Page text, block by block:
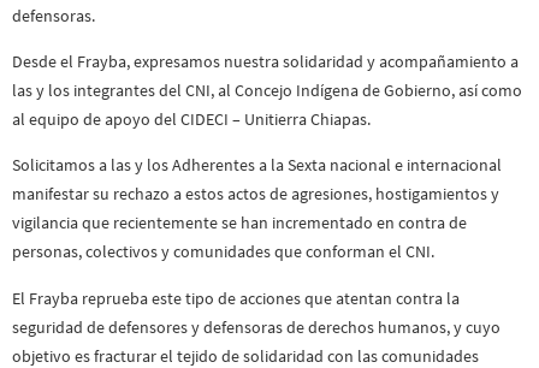
defensoras.
Desde el Frayba, expresamos nuestra solidaridad y acompañamiento a
las y los integrantes del CNI, al Concejo Indígena de Gobierno, así como
al equipo de apoyo del CIDECI – Unitierra Chiapas.
Solicitamos a las y los Adherentes a la Sexta nacional e internacional
manifestar su rechazo a estos actos de agresiones, hostigamientos y
vigilancia que recientemente se han incrementado en contra de
personas, colectivos y comunidades que conforman el CNI.
El Frayba reprueba este tipo de acciones que atentan contra la
seguridad de defensores y defensoras de derechos humanos, y cuyo
objetivo es fracturar el tejido de solidaridad con las comunidades